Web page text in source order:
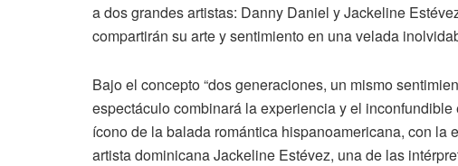
a dos grandes artistas: Danny Daniel y Jackeline
compartirán su arte y sentimiento en una velada
Bajo el concepto “dos generaciones, un mismo
espectáculo combinará la experiencia y el
ícono de la balada romántica hispanoamericana, con la
artista dominicana Jackeline Estévez, una de las